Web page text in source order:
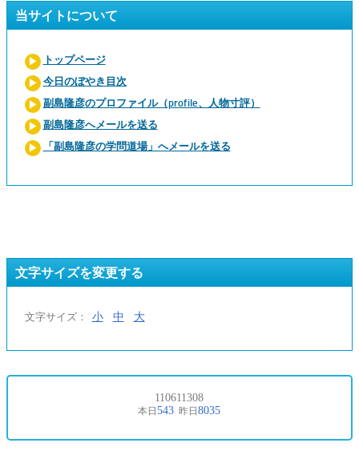
当サイトについて
トップページ
今日のぼやき目次
副島隆彦のプロファイル（profile、人物寸評）
副島隆彦へメールを送る
「副島隆彦の学問道場」へメールを送る
文字サイズを変更する
文字サイズ： 小 中 大